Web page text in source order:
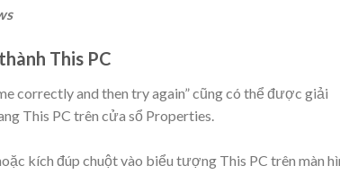
This PC
correctly and then try again” cũng có thể được giải
This PC trên cửa sổ Properties.
kích đúp chuột vào biểu tượng This PC trên màn